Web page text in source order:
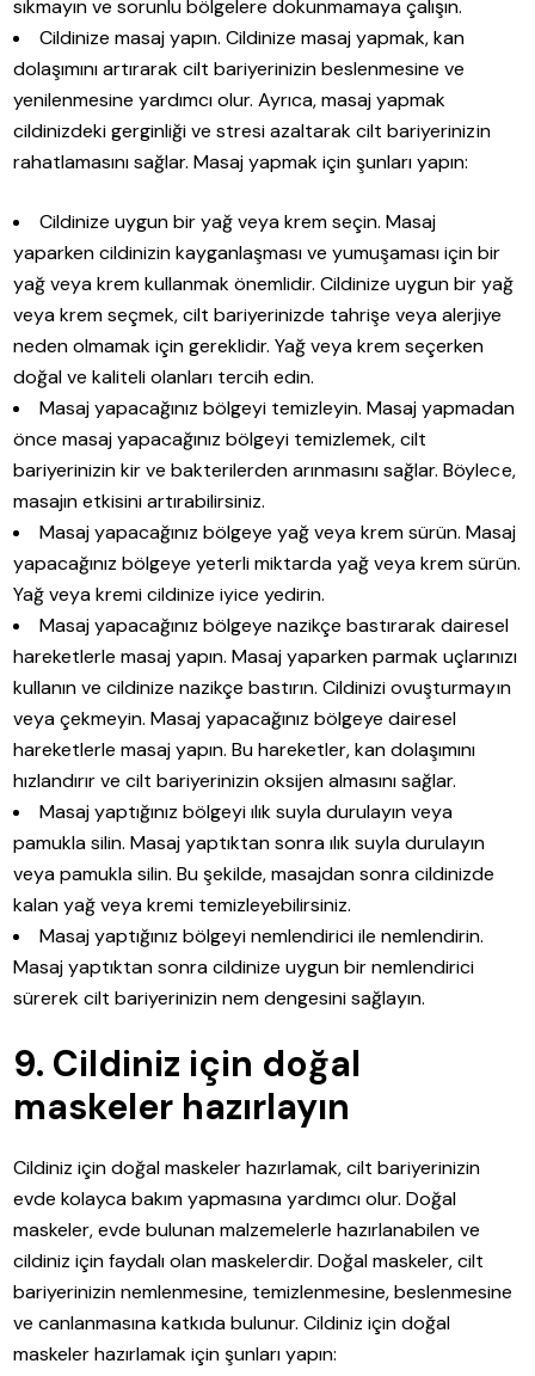
sıkmayın ve sorunlu bölgelere dokunmamaya çalışın.
Cildinize masaj yapın. Cildinize masaj yapmak, kan
dolaşımını artırarak cilt bariyerinizin beslenmesine ve
yenilenmesine yardımcı olur. Ayrıca, masaj yapmak
cildinizdeki gerginliği ve stresi azaltarak cilt bariyerinizin
rahatlamasını sağlar. Masaj yapmak için şunları yapın:
Cildinize uygun bir yağ veya krem seçin. Masaj
yaparken cildinizin kayganlaşması ve yumuşaması için bir
yağ veya krem kullanmak önemlidir. Cildinize uygun bir yağ
veya krem seçmek, cilt bariyerinizde tahrişe veya alerjiye
neden olmamak için gereklidir. Yağ veya krem seçerken
doğal ve kaliteli olanları tercih edin.
Masaj yapacağınız bölgeyi temizleyin. Masaj yapmadan
önce masaj yapacağınız bölgeyi temizlemek, cilt
bariyerinizin kir ve bakterilerden arınmasını sağlar. Böylece,
masajın etkisini artırabilirsiniz.
Masaj yapacağınız bölgeye yağ veya krem sürün. Masaj
yapacağınız bölgeye yeterli miktarda yağ veya krem sürün.
Yağ veya kremi cildinize iyice yedirin.
Masaj yapacağınız bölgeye nazikçe bastırarak dairesel
hareketlerle masaj yapın. Masaj yaparken parmak uçlarınızı
kullanın ve cildinize nazikçe bastırın. Cildinizi ovuşturmayın
veya çekmeyin. Masaj yapacağınız bölgeye dairesel
hareketlerle masaj yapın. Bu hareketler, kan dolaşımını
hızlandırır ve cilt bariyerinizin oksijen almasını sağlar.
Masaj yaptığınız bölgeyi ılık suyla durulayın veya
pamukla silin. Masaj yaptıktan sonra ılık suyla durulayın
veya pamukla silin. Bu şekilde, masajdan sonra cildinizde
kalan yağ veya kremi temizleyebilirsiniz.
Masaj yaptığınız bölgeyi nemlendirici ile nemlendirin.
Masaj yaptıktan sonra cildinize uygun bir nemlendirici
sürerek cilt bariyerinizin nem dengesini sağlayın.
9. Cildiniz için doğal
maskeler hazırlayın
Cildiniz için doğal maskeler hazırlamak, cilt bariyerinizin
evde kolayca bakım yapmasına yardımcı olur. Doğal
maskeler, evde bulunan malzemelerle hazırlanabilen ve
cildiniz için faydalı olan maskelerdir. Doğal maskeler, cilt
bariyerinizin nemlenmesine, temizlenmesine, beslenmesine
ve canlanmasına katkıda bulunur. Cildiniz için doğal
maskeler hazırlamak için şunları yapın: